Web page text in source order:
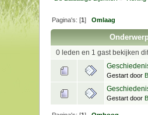
Pagina's: [1]Omlaag
0 leden en 1 gast bekijken
Gestart door
Gestart door